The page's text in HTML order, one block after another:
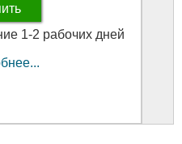
1-2 рабочих дней